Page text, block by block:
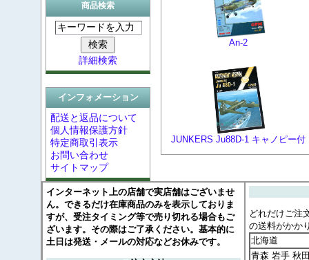
商品検索
詳細検索
インフォメーション
配送と返品について
個人情報保護方針
特定商取引表示
お問い合わせ
サイトマップ
An-2
JUNKERS Ju88D-1 キャノピー付
インターネット上の店舗で実店舗はございませ
ん。できるだけ在庫商品のみを表示しておりま
すが、受注タイミング等で売り切れる場合もご
ざいます。その際はご了承ください。基本的に
土日は発送・メールの対応などお休みです。
どれだけご注
の送料がかか
北海道
青森 岩手 秋